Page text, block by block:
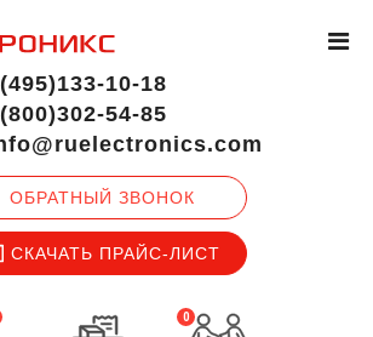
ОБРАТНЫЙ ЗВОНОК
СКАЧАТЬ ПРАЙС-ЛИСТ
10-18
54-85
0